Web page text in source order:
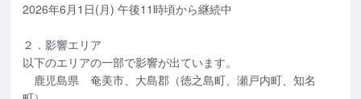
2026年6月1日(月) 午後11時頃から継続中
２．影響エリア
以下のエリアの一部で影響が出ています。
鹿児島県 奄美市、大島郡（徳之島町、瀬戸内町、知名